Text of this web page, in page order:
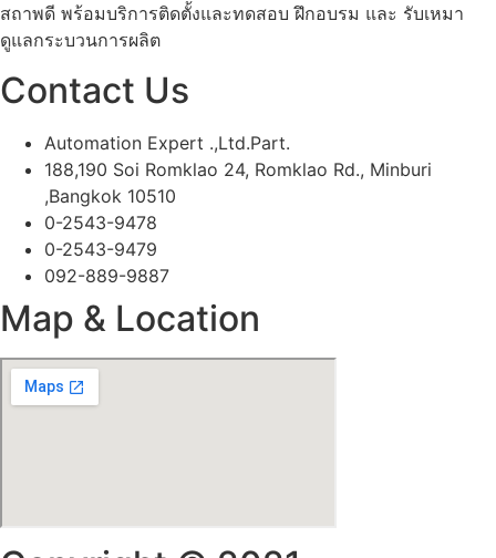
สถาพดี พร้อมบริการติดตั้งและทดสอบ ฝึกอบรม และ รับเหมา
ดูแลกระบวนการผลิต
Contact Us
Automation Expert .,Ltd.Part.
188,190 Soi Romklao 24, Romklao Rd., Minburi
,Bangkok 10510
0-2543-9478
0-2543-9479
092-889-9887
Map & Location